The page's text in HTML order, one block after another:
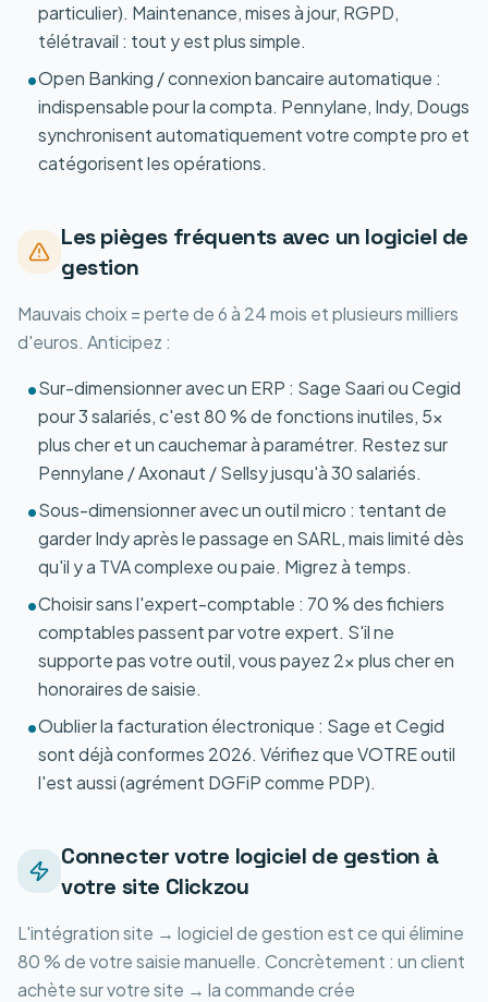
particulier). Maintenance, mises à jour, RGPD,
télétravail : tout y est plus simple.
•Open Banking / connexion bancaire automatique :
indispensable pour la compta. Pennylane, Indy, Dougs
synchronisent automatiquement votre compte pro et
catégorisent les opérations.
Les pièges fréquents avec un logiciel de
gestion
Mauvais choix = perte de 6 à 24 mois et plusieurs milliers
d'euros. Anticipez :
•Sur-dimensionner avec un ERP : Sage Saari ou Cegid
pour 3 salariés, c'est 80 % de fonctions inutiles, 5x
plus cher et un cauchemar à paramétrer. Restez sur
Pennylane / Axonaut / Sellsy jusqu'à 30 salariés.
•Sous-dimensionner avec un outil micro : tentant de
garder Indy après le passage en SARL, mais limité dès
qu'il y a TVA complexe ou paie. Migrez à temps.
•Choisir sans l'expert-comptable : 70 % des fichiers
comptables passent par votre expert. S'il ne
supporte pas votre outil, vous payez 2x plus cher en
honoraires de saisie.
•Oublier la facturation électronique : Sage et Cegid
sont déjà conformes 2026. Vérifiez que VOTRE outil
l'est aussi (agrément DGFiP comme PDP).
Connecter votre logiciel de gestion à
votre site Clickzou
L'intégration site → logiciel de gestion est ce qui élimine
80 % de votre saisie manuelle. Concrètement : un client
achète sur votre site → la commande crée